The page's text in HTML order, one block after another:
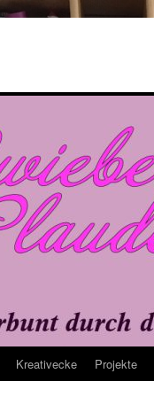
Kreativecke Projekte